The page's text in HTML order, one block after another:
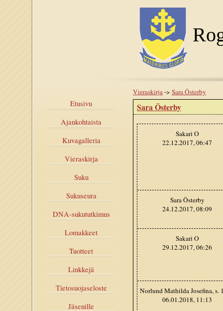
Etusivu
Ajankohtaista
Kuvagalleria
Vieraskirja
Suku
Sukuseura
DNA-sukututkimus
Lomakkeet
Tuotteet
Linkkejä
Tietosuojaseloste
Jäsenille
Vieraskirja-> Sara Österby
Sara Österby
Sakari O
22.12.2017, 06:47
Sara Österby
24.12.2017, 08:09
Sakari O
29.12.2017, 06:26
Norlund Mathilda Josefina, s.
06.01.2018, 11:13